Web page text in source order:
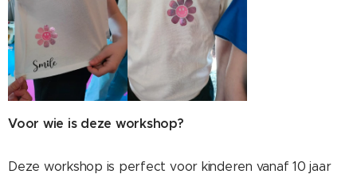
Voor wie is deze workshop?
Deze workshop is perfect voor kinderen vanaf 10 jaar